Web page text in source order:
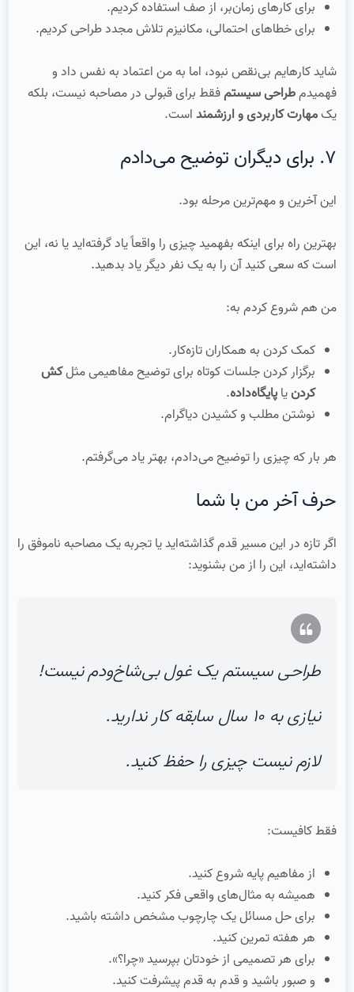
برای کارهای زمان‌بر، از صف استفاده کردیم.
برای خطاهای احتمالی، مکانیزم تلاش مجدد طراحی کردیم.
شاید کارهایم بی‌نقص نبود، اما به من اعتماد به نفس داد و
فهمیدمطراحی سیستمفقط برای قبولی در مصاحبه نیست، بلکه
یکمهارت کاربردی و ارزشمنداست.
۷. برای دیگران توضیح می‌دادم
این آخرین و مهم‌ترین مرحله بود.
بهترین راه برای اینکه بفهمید چیزی را واقعاً یاد گرفته‌اید یا نه، این
است که سعی کنید آن را به یک نفر دیگر یاد بدهید.
من هم شروع کردم به:
کمک کردن به همکاران تازه‌کار.
برگزار کردن جلسات کوتاه برای توضیح مفاهیمی مثلکش
کردنیاپایگاه‌داده.
نوشتن مطلب و کشیدن دیاگرام.
هر بار که چیزی را توضیح می‌دادم، بهتر یاد می‌گرفتم.
حرف آخر من با شما
اگر تازه در این مسیر قدم گذاشته‌اید یا تجربه یک مصاحبه ناموفق را
داشته‌اید، این را از من بشنوید:
طراحی سیستم یک غول بی‌شاخ‌ودم نیست!
نیازی به ۱۰ سال سابقه کار ندارید.
لازم نیست چیزی را حفظ کنید.
فقط کافیست:
از مفاهیم پایه شروع کنید.
همیشه به مثال‌های واقعی فکر کنید.
برای حل مسائل یک چارچوب مشخص داشته باشید.
هر هفته تمرین کنید.
برای هر تصمیمی از خودتان بپرسید «چرا؟».
و صبور باشید و قدم به قدم پیشرفت کنید.